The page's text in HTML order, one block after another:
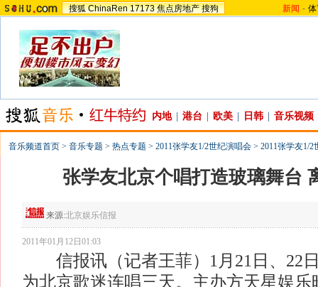
搜狐 ChinaRen 17173 焦点房地产 搜狗 新闻 -
内地 港台 欧美 日韩 音乐视频
音乐频道首页 > 音乐专题 > 热点专题 > 2011张学友1/2世纪演唱会 > 2011张学友1/
张学友北京个唱打造玻璃舞台
来源:北京娱乐信报
2011年01月12日01:03
信报讯（记者王菲）1月21日、22
为北京歌迷连唱三天。主办方天星娱